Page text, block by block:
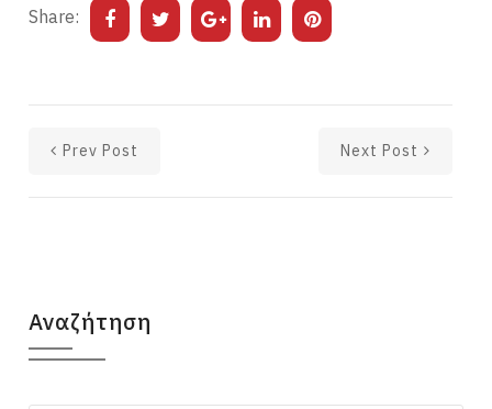
Share:
Prev Post Next Post
Αναζήτηση